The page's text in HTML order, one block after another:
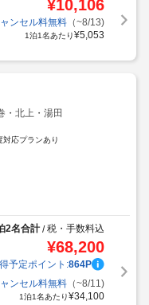
¥10,106
ンセル料無料（~8/13)
1泊1名あたり¥5,053
・北上・湯田
対応プランあり
2名合計/税・手数料込
¥68,200
予定ポイント:864P
ンセル料無料（~8/11)
1泊1名あたり¥34,100